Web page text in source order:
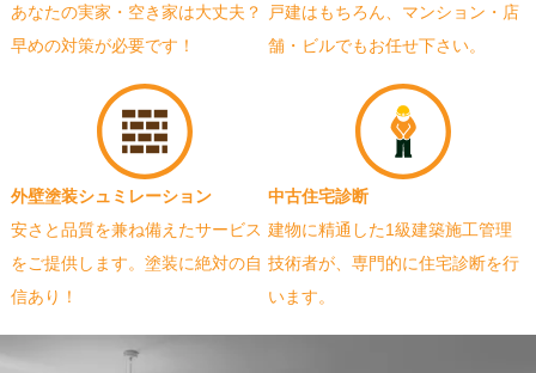
あなたの実家・空き家は大丈夫？
早めの対策が必要です！
戸建はもちろん、マンション・店
舗・ビルでもお任せ下さい。
外壁塗装シュミレーション
安さと品質を兼ね備えたサービス
をご提供します。塗装に絶対の自
信あり！
中古住宅診断
建物に精通した1級建築施工管理
技術者が、専門的に住宅診断を行
います。